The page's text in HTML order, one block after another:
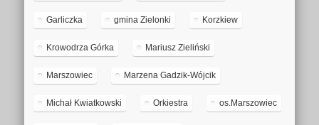
Garliczka gmina Zielonki Korzkiew
Krowodrza Górka Mariusz Zieliński
Marszowiec Marzena Gadzik-Wójcik
Michał Kwiatkowski Orkiestra os.Marszowiec